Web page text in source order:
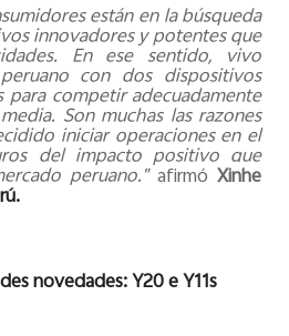
están en la búsqueda
innovadores y potentes que
En ese sentido, vivo
con dos dispositivos
para competir adecuadamente
Son muchas las razones
iniciar operaciones en el
del impacto positivo que
peruano."afirmóXinhe
novedades: Y20 e Y11s